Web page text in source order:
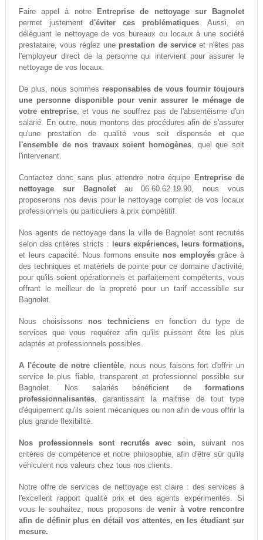
Faire appel à notre
Entreprise de nettoyage sur Bagnolet
permet justementd'éviter ces problématiques. Aussi, en
déléguant le nettoyage de vos bureaux ou locaux à une société
prestataire, vous réglez une prestation de service et n'êtes pas
l'employeur direct de la personne qui intervient pour assurer le
nettoyage de vos locaux.
De plus, nous sommes responsables de vous fournir toujours
une personne disponible pour venir assurer le ménage de
votre entreprise, et vous ne souffrez pas de l'absentéisme d'un
salarié. En outre, nous montons des procédures afin de s'assurer
qu'une prestation de qualité vous soit dispensée et que
l'ensemble de nos travaux soient homogènes, quel que soit
l'intervenant.
Contactez donc sans plus attendre notre équipe Entreprise de
nettoyage sur Bagnoletau 06.60.62.19.90, nous vous
proposerons nos devis pour le nettoyage complet de vos locaux
professionnels ou particuliers à prix compétitif.
Nos agents de nettoyage dans la ville de Bagnolet sont recrutés
selon des critères stricts :
leurs expériences, leurs formations,
et leurs capacité. Nous formons ensuite nos employésgrâce à
des techniques et matériels de pointe pour ce domaine d'activité,
pour qu'ils soient opérationnels et parfaitement compétents, vous
offrant le meilleur de la propreté pour un tarif accessiblle sur
Bagnolet.
Nous choisissons nos techniciens en fonction du type de
services que vous requérez afin qu'ils puissent être les plus
adaptés et professionnels possibles.
A l'écoute de notre clientèle, nous nous faisons fort d'offrir un
service le plus fiable, transparent et professionnel possible sur
Bagnolet. Nos salariés bénéficient deformations
professionnalisantes, garantissant la maitrise de tout type
d'équipement qu'ils soient mécaniques ou non afin de vous offrir la
plus grande flexibilité.
Nos professionnels sont recrutés avec soin, suivant nos
critères de compétence et notre philosophie, afin d'être sûr qu'ils
véhiculent nos valeurs chez tous nos clients.
Notre offre de services de nettoyage est claire : des services à
l'excellent rapport qualité prix et des agents expérimentés. Si
vous le souhaitez, nous proposons devenir à votre rencontre
afin de définir plus en détail vos attentes, en les étudiant sur
mesure.